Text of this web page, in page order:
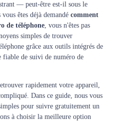
— peut-être est-il sous le
êtes déjà demandé comment
de téléphone, vous n'êtes pas
simples de trouver
grâce aux outils intégrés de
de suivi de numéro de
rapidement votre appareil,
Dans ce guide, nous vous
pour suivre gratuitement un
à choisir la meilleure option